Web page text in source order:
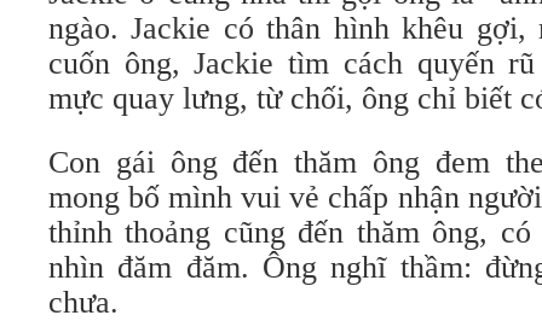
ngào. Jackie có thân hình khêu
cuốn ông, Jackie tìm cách quyến
mực quay lưng, từ chối, ông chỉ biết
Con gái ông đến thăm ông đem
mong bố mình vui vẻ chấp nhận
thỉnh thoảng cũng đến thăm ông,
nhìn đăm đăm. Ông nghĩ thầm:
chưa.